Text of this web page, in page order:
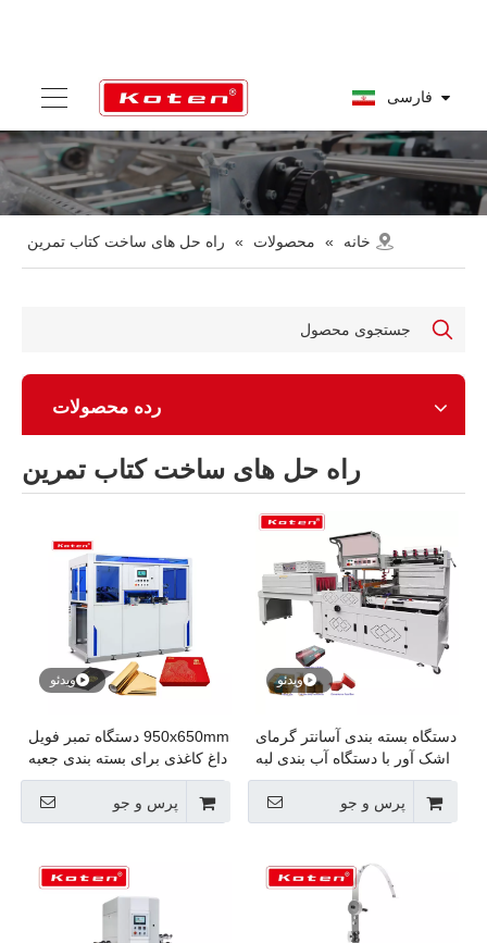
فارسی
خانه » محصولات » راه حل های ساخت کتاب تمرین
رده محصولات
راه حل های ساخت کتاب تمرین
ویدئو
دستگاه بسته بندی آسانتر گرمای
اشک آور با دستگاه آب بندی لبه
پرس و جو
ویدئو
950x650mm دستگاه تمبر فویل
داغ کاغذی برای بسته بندی جعبه
JXZC-95
پرس و جو